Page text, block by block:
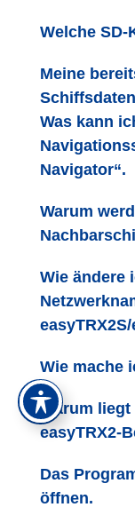
Welche
Meine
Was kann
Navigator“.
Warum
Wie ändere
Wie mache
Warum liegt
easyTRX2-
Das
öffnen.